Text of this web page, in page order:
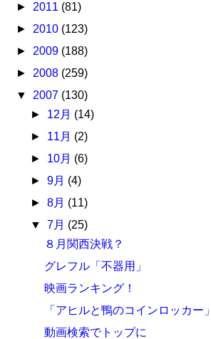
► 2011 (81)
► 2010 (123)
► 2009 (188)
► 2008 (259)
▼ 2007 (130)
► 12月 (14)
► 11月 (2)
► 10月 (6)
► 9月 (4)
► 8月 (11)
▼ 7月 (25)
８月関西決戦？
グレフル「不器用」
映画ランキング！
「アヒルと鴨のコインロッカー
動画検索でトップに